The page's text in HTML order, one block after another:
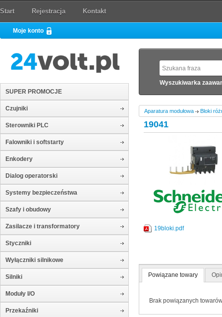
Start Rejestracja Kontakt
Moje konto
SUPER PROMOCJE
Czujniki
Sterowniki PLC
Falowniki i softstarty
Enkodery
Dialog operatorski
Systemy bezpieczeństwa
Szafy i obudowy
Zasilacze i transformatory
Styczniki
Wyłączniki silnikowe
Silniki
Moduły I/O
Przekaźniki
Wyszukiwarka
Aparatura modułowa Bloki
19041
19bloki.pdf
Powiązane towary
Brak powiązanych